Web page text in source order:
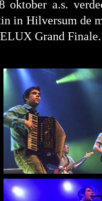
oktober a.s.
in Hilversum de
Grand Finale.